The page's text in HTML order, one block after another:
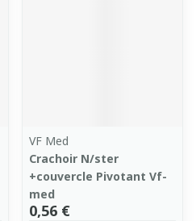
VF Med
Crachoir N/ster
+couvercle Pivotant Vf-
med
0,56 €